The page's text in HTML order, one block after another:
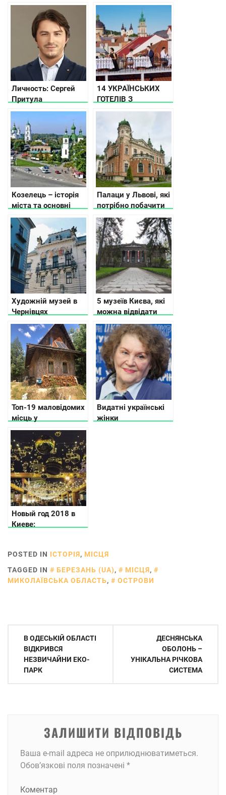
та природою, які вам
точно сподобаються
Личность: Сергей
Притула
14 УКРАЇНСЬКИХ
ГОТЕЛІВ З
ДИВОВИЖНИМ
МИНУЛИМ
Козелець – історія
міста та основні
пам’ятки
Палаци у Львові, які
потрібно побачити
Художній музей в
Чернівцях
5 музеїв Києва, які
можна відвідати
безкоштовно
Топ-19 маловідомих
місць у
Житомирській
області: що
подивитися, куди
поїхати
Видатні українські
жінки
Новый год 2018 в
Киеве:
расписание
празднований и
фестивали в
POSTED IN ІСТОРІЯ, МІСЦЯ
TAGGED IN
БЕРЕЗАНЬ (UA), МІСЦЯ,
МИКОЛАЇВСЬКА ОБЛАСТЬ, ОСТРОВИ
Навігація
записів
В ОДЕСЬКІЙ ОБЛАСТІ
ВІДКРИВСЯ
НЕЗВИЧАЙНИ ЕКО-
ПАРК
ДЕСНЯНСЬКА
ОБОЛОНЬ –
УНІКАЛЬНА РІЧКОВА
СИСТЕМА
ЗАЛИШИТИ ВІДПОВІДЬ
Ваша e-mail адреса не оприлюднюватиметься.
Обов’язкові поля позначені *
Коментар